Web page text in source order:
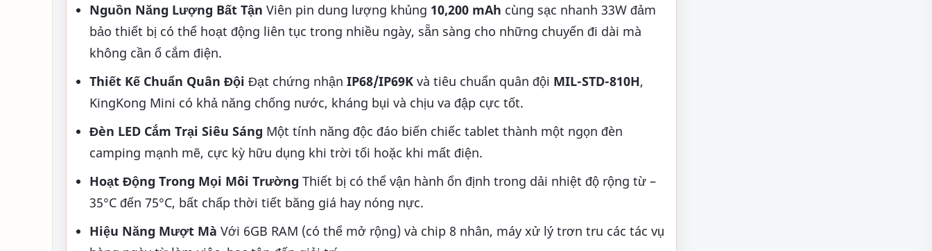
Nguồn Năng Lượng Bất Tận Viên pin dung lượng khủng 10,200 mAh cùng sạc nhanh 33W đảm
bảo thiết bị có thể hoạt động liên tục trong nhiều ngày, sẵn sàng cho những chuyến đi dài mà
không cần ổ cắm điện.
Thiết Kế Chuẩn Quân Đội Đạt chứng nhận IP68/IP69K và tiêu chuẩn quân đội MIL-STD-810H,
KingKong Mini có khả năng chống nước, kháng bụi và chịu va đập cực tốt.
Đèn LED Cắm Trại Siêu Sáng Một tính năng độc đáo biến chiếc tablet thành một ngọn đèn
camping mạnh mẽ, cực kỳ hữu dụng khi trời tối hoặc khi mất điện.
Hoạt Động Trong Mọi Môi Trường Thiết bị có thể vận hành ổn định trong dải nhiệt độ rộng từ –
35°C đến 75°C, bất chấp thời tiết băng giá hay nóng nực.
Hiệu Năng Mượt Mà Với 6GB RAM (có thể mở rộng) và chip 8 nhân, máy xử lý trơn tru các tác vụ